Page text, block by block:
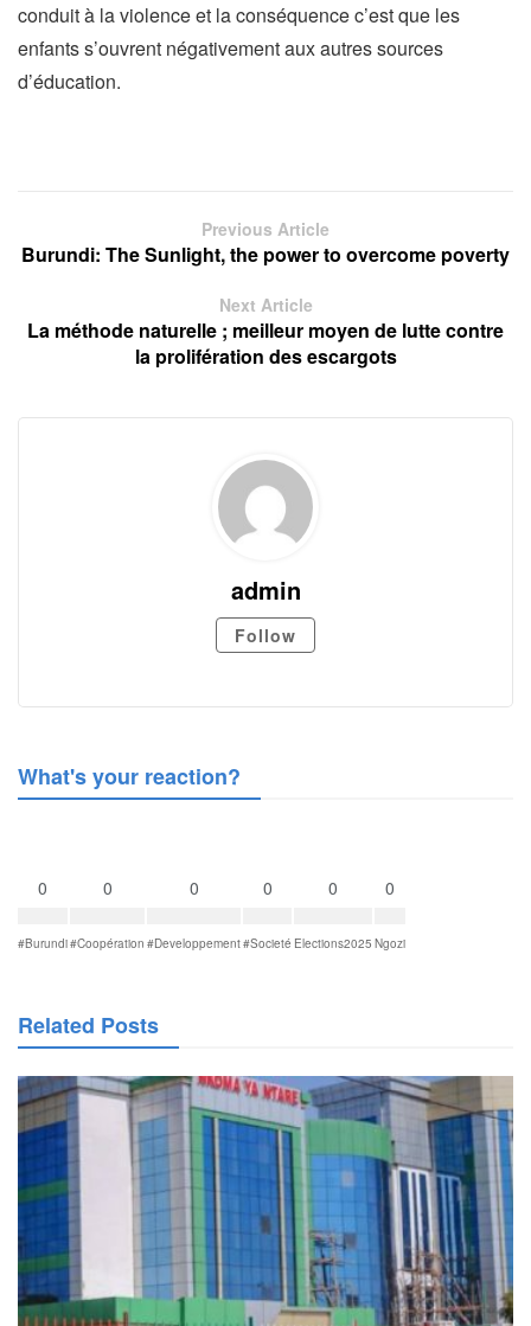
conduit à la violence et la conséquence c’est que les
enfants s’ouvrent négativement aux autres sources
d’éducation.
Previous Article
Burundi: The Sunlight, the power to overcome poverty
Next Article
La méthode naturelle ; meilleur moyen de lutte contre
la prolifération des escargots
admin
Follow
What's your reaction?
0
#Burundi
0
#Coopération
0
#Developpement
0
#Societé
0
Elections2025
0
Ngozi
Related Posts